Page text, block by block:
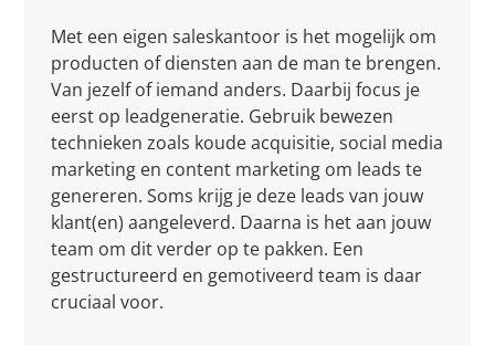
Met een eigen saleskantoor is het mogelijk om
producten of diensten aan de man te brengen.
Van jezelf of iemand anders. Daarbij focus je
eerst op leadgeneratie. Gebruik bewezen
technieken zoals koude acquisitie, social media
marketing en content marketing om leads te
genereren. Soms krijg je deze leads van jouw
klant(en) aangeleverd. Daarna is het aan jouw
team om dit verder op te pakken. Een
gestructureerd en gemotiveerd team is daar
cruciaal voor.